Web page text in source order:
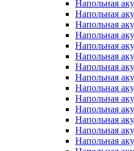
Напольная
Напольная
Напольная
Напольная
Напольная
Напольная
Напольная
Напольная
Напольная
Напольная
Напольная
Напольная
Напольная
Напольная